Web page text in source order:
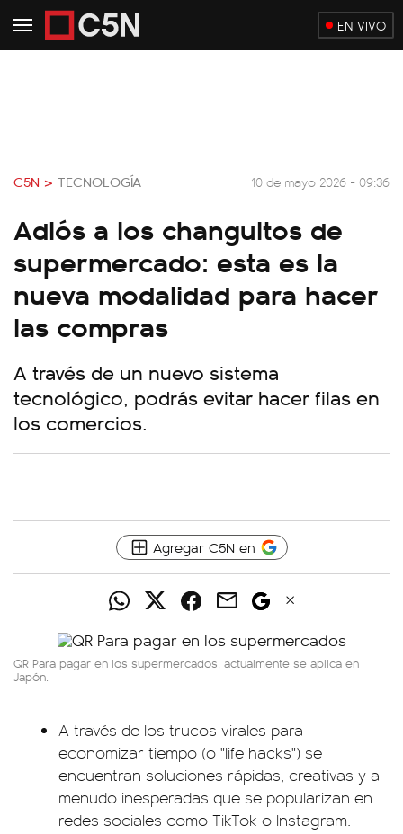
EN VIVO
C5N > TECNOLOGÍA 10 de mayo 2026 - 09:36
Adiós a los changuitos de
supermercado: esta es la
nueva modalidad para hacer
las compras
A través de un nuevo sistema
tecnológico, podrás evitar hacer filas en
los comercios.
Agregar C5N en
QR Para pagar en los supermercados, actualmente se aplica en
Japón.
A través de los trucos virales para
economizar tiempo (o "life hacks") se
encuentran soluciones rápidas, creativas y a
menudo inesperadas que se popularizan en
redes sociales como TikTok o Instagram.